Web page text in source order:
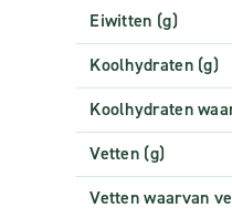
Eiwitten (g)
Koolhydraten (g)
Koolhydraten
Vetten (g)
Vetten waarvan